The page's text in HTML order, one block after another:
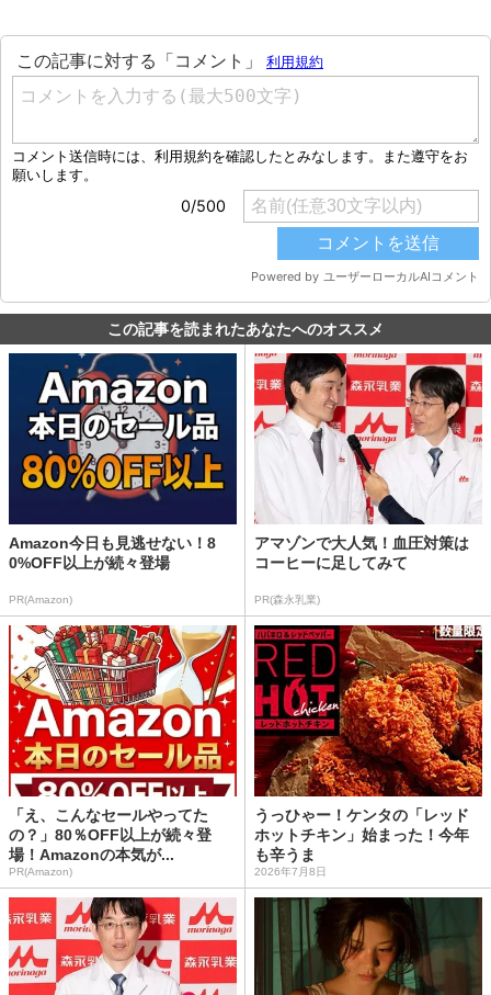
この記事を読まれたあなたへのオススメ
Amazon今日も見逃せない！8
0%OFF以上が続々登場
PR(Amazon)
アマゾンで大人気！血圧対策は
コーヒーに足してみて
PR(森永乳業)
「え、こんなセールやってた
の？」80％OFF以上が続々登
場！Amazonの本気が...
PR(Amazon)
うっひゃー！ケンタの「レッド
ホットチキン」始まった！今年
も辛うま
2026年7月8日